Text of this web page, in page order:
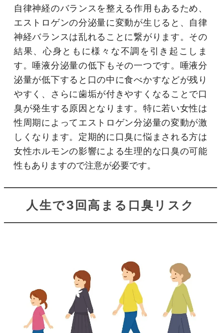
自律神経のバランスを整える作用もあるため、
エストロゲンの分泌量に変動が生じると、自律
神経バランスは乱れることに繋がります。その
結果、心身ともに様々な不調を引き起こしま
す。唾液分泌量の低下もその一つです。唾液分
泌量が低下すると口の中に食べかすなどが残り
やすく、さらに歯垢が付きやすくなることで口
臭が発生する原因となります。特に若い女性は
性周期によってエストロゲン分泌量の変動が激
しくなります。定期的に口臭に悩まされる方は
女性ホルモンの影響による生理的な口臭の可能
性もありますので注意が必要です。
人生で3回高まる口臭リスク